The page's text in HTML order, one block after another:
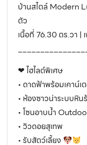
บ้านสไตล์ Modern
ตัว
เนื้อที่ 76.30 ตร.วา |
❤︎ ไฮไลต์พิเศษ
• ดาดฟ้าพร้อมเคาน์
• ห้องซาวน่าระบบหิน
• โซนอาบน้ำ
• วิวดอยสุเทพ
• รับสัตว์เลี้ยง